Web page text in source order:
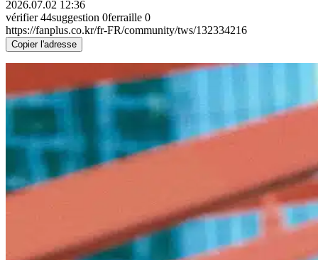
2026.07.02 12:36
vérifier 44suggestion 0ferraille 0
https://fanplus.co.kr/fr-FR/community/tws/132334216
Copier l'adresse